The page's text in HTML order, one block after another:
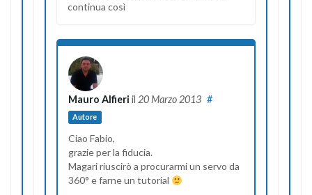
continua così
Mauro Alfieri il 20 Marzo 2013
Autore
#
Ciao Fabio,
grazie per la fiducia.
Magari riuscirò a procurarmi un servo da
360° e farne un tutorial